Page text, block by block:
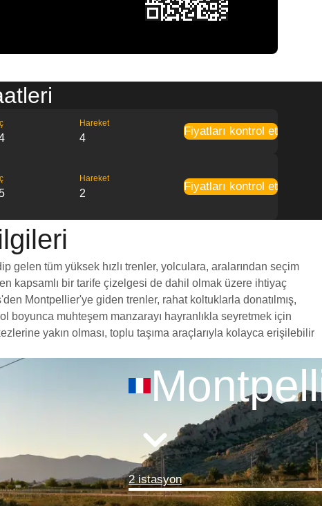
Hareket
4
Fiyatları kontrol et
Hareket
2
Fiyatları kontrol et
gelen tüm yüksek hızlı trenler, yolculara, aralarından seçim
kapsamlı bir tarife çizelgesi de dahil olmak üzere ihtiyaç
Montpellier'ye giden trenler, rahat koltuklarla donatılmış,
boyunca muhteşem manzarayı hayranlıkla seyretmek için
yakın olması, toplu taşıma araçlarıyla kolayca erişilebilir
2 istasyon